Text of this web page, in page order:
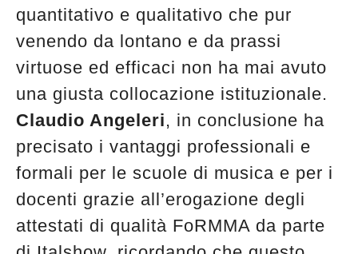
quantitativo e qualitativo che pur
venendo da lontano e da prassi
virtuose ed efficaci non ha mai avuto
una giusta collocazione istituzionale.
Claudio Angeleri, in conclusione ha
precisato i vantaggi professionali e
formali per le scuole di musica e per i
docenti grazie all’erogazione degli
attestati di qualità FoRMMA da parte